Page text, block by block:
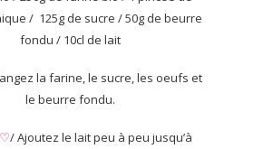
/ 125g de sucre / 50g de beurre
fondu / 10cl de lait
la farine, le sucre, les oeufs et
le beurre fondu.
/ Ajoutez le lait peu à peu jusqu’à